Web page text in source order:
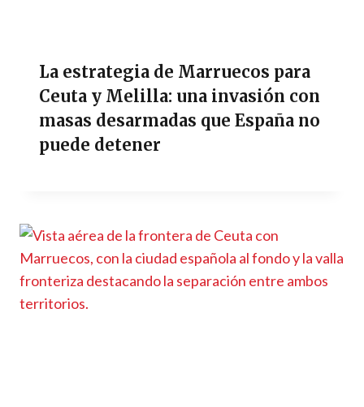
La estrategia de Marruecos para
Ceuta y Melilla: una invasión con
masas desarmadas que España no
puede detener